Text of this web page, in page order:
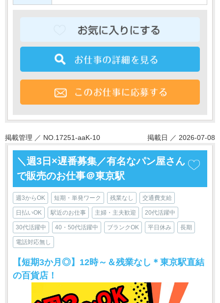
掲載管理 ／ NO.17251-aaK-10 掲載日 ／ 2026-07-08
＼週3日×遅番募集／有名なパン屋さん
で販売のお仕事＠東京駅
週3からOK 短期・単発ワーク 残業なし 交通費支給
日払いOK 駅近のお仕事 主婦・主夫歓迎 20代活躍中
30代活躍中 40・50代活躍中 ブランクOK 平日休み 長期
電話対応無し
【短期3か月◎】12時～＆残業なし＊東京駅直結
の百貨店！